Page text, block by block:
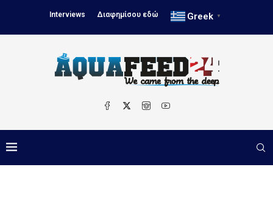
Interviews Διαφημίσου εδώ Greek ▼